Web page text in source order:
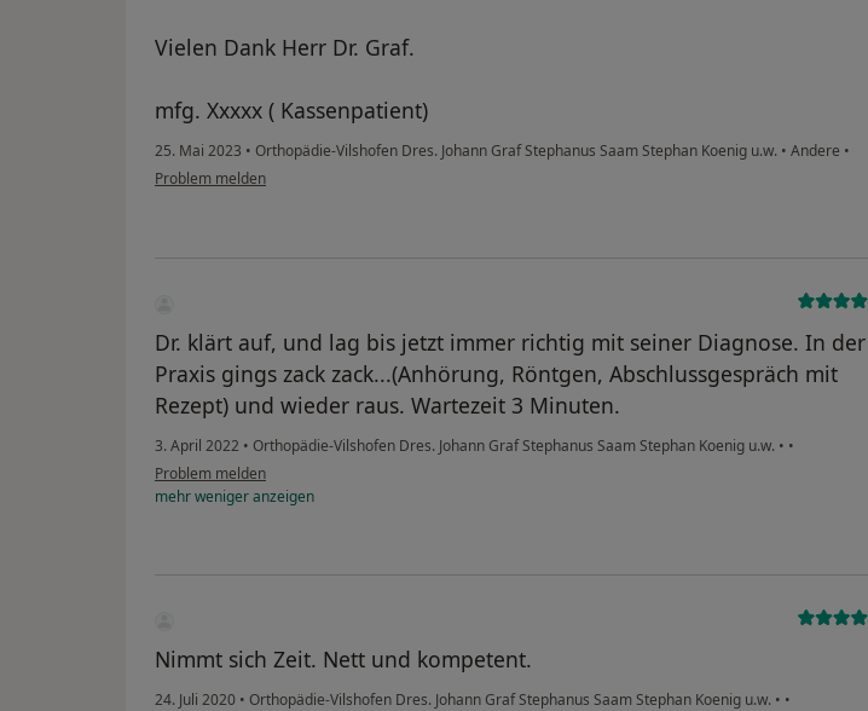
Vielen Dank Herr Dr. Graf.
mfg. Xxxxx ( Kassenpatient)
25. Mai 2023 • Orthopädie-Vilshofen Dres. Johann Graf Stephanus Saam Stephan Koenig u.w. • Andere •
Problem melden
Dr. klärt auf, und lag bis jetzt immer richtig mit seiner Diagnose. In der
Praxis gings zack zack...(Anhörung, Röntgen, Abschlussgespräch mit
Rezept) und wieder raus. Wartezeit 3 Minuten.
3. April 2022 • Orthopädie-Vilshofen Dres. Johann Graf Stephanus Saam Stephan Koenig u.w. • •
Problem melden
mehrwenigeranzeigen
Nimmt sich Zeit. Nett und kompetent.
24. Juli 2020 • Orthopädie-Vilshofen Dres. Johann Graf Stephanus Saam Stephan Koenig u.w. • •